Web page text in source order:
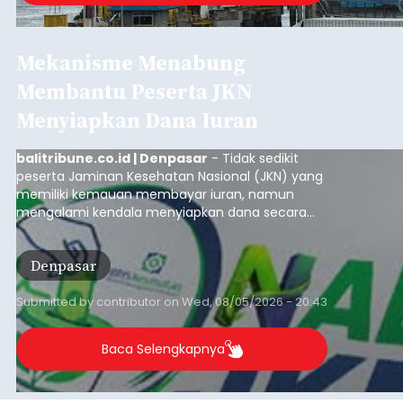
budaya Bali yang tetap dijaga oleh masyarakat
desa adat.
Badung
Submitted bycontributoronWed, 08/05/2026 - 20:23
Baca Selengkapnya
BI: Stabilitas Keuangan Bali
Triwulan I 2026 Terjaga,
Kredit Investasi dan UMKM
Penopang Utama
balitribune.co.id I Denpasar -Bank Indonesia
(BI) memastikan stabilitas sistem keuangan di
Provinsi Bali tetap terjaga pada triwulan I 2026.